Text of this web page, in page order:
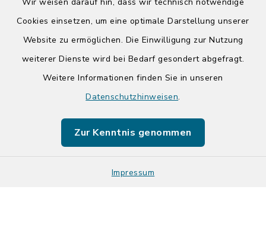
Cookies einsetzen, um eine optimale Darstellung unserer
Website zu ermöglichen. Die Einwilligung zur Nutzung
weiterer Dienste wird bei Bedarf gesondert abgefragt.
Weitere Informationen finden Sie in unseren
Datenschutzhinweisen.
Zur Kenntnis genommen
Impressum
Barrierefreiheit
Impressum
Sitemap